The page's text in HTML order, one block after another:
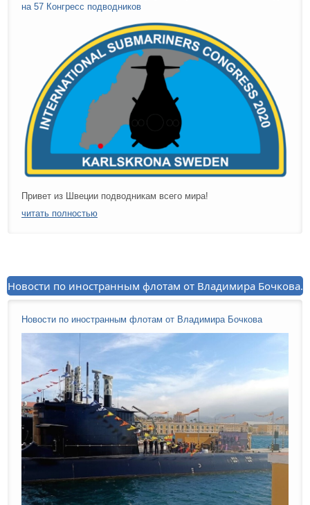
на 57 Конгресс подводников
Привет из Швеции подводникам всего мира!
читать полностью
Новости по иностранным флотам от Владимира Бочкова.
Новости по иностранным флотам от Владимира Бочкова